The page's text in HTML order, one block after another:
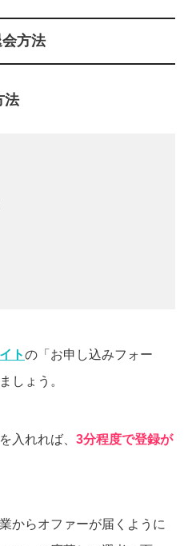
方法
法
トの「お申し込みフォー
しょう。
入れれば、 3分程度で登録が
からオファーが届くように